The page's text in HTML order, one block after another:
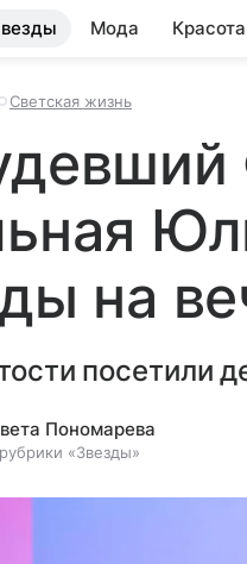
Мода Красота
Светская жизнь
на
посетили
Пономарева
«Звезды»